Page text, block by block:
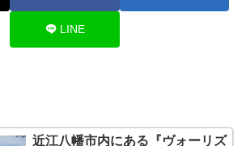
LINE
近江八幡市内にある『ヴォーリズ